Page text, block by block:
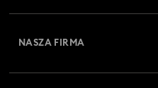
NASZA FIRMA